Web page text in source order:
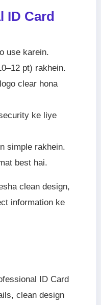
ID Card
use karein.
pt) rakhein.
clear hona
ke liye
simple rakhein.
best hai.
clean design,
information ke
ID Card
clean design